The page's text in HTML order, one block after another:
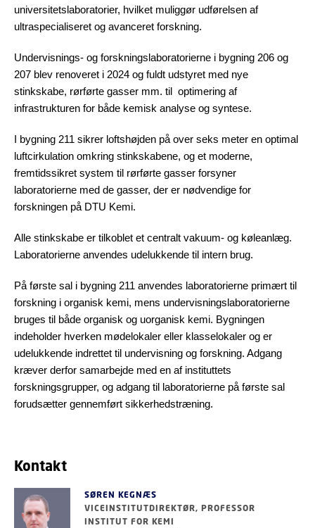
universitetslaboratorier, hvilket muliggør udførelsen af
ultraspecialiseret og avanceret forskning.
Undervisnings- og forskningslaboratorierne i bygning 206 og
207 blev renoveret i 2024 og fuldt udstyret med nye
stinkskabe, rørførte gasser mm. til optimering af
infrastrukturen for både kemisk analyse og syntese.
I bygning 211 sikrer loftshøjden på over seks meter en optimal
luftcirkulation omkring stinkskabene, og et moderne,
fremtidssikret system til rørførte gasser forsyner
laboratorierne med de gasser, der er nødvendige for
forskningen på DTU Kemi.
Alle stinkskabe er tilkoblet et centralt vakuum- og køleanlæg.
Laboratorierne anvendes udelukkende til intern brug.
På første sal i bygning 211 anvendes laboratorierne primært til
forskning i organisk kemi, mens undervisningslaboratorierne
bruges til både organisk og uorganisk kemi. Bygningen
indeholder hverken mødelokaler eller klasselokaler og er
udelukkende indrettet til undervisning og forskning. Adgang
kræver derfor samarbejde med en af instituttets
forskningsgrupper, og adgang til laboratorierne på første sal
forudsætter gennemført sikkerhedstræning.
Kontakt
SØREN KEGNÆS
VICEINSTITUTDIREKTØR, PROFESSOR
INSTITUT FOR KEMI